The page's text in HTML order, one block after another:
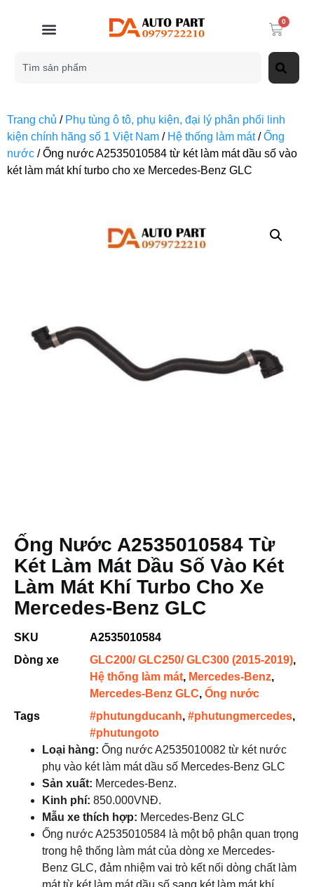
0
Trang chủ / Phụ tùng ô tô, phụ kiện, đại lý phân phối linh
kiện chính hãng số 1 Việt Nam / Hệ thống làm mát/Ống
nước / Ống nước A2535010584 từ két làm mát dầu số vào
két làm mát khí turbo cho xe Mercedes-Benz GLC
Ống Nước A2535010584 Từ
Két Làm Mát Dầu Số Vào Két
Làm Mát Khí Turbo Cho Xe
Mercedes-Benz GLC
SKU
A2535010584
Dòng xe
GLC200/ GLC250/ GLC300 (2015-2019),
Hệ thống làm mát, Mercedes-Benz,
Mercedes-Benz GLC, Ống nước
Tags
#phutungducanh, #phutungmercedes,
#phutungoto
Loại hàng: Ống nước A2535010082 từ két nước
phụ vào két làm mát dầu số Mercedes-Benz GLC
Sản xuất: Mercedes-Benz.
Kinh phí: 850.000VNĐ.
Mẫu xe thích hợp: Mercedes-Benz GLC
Ống nước A2535010584 là một bộ phận quan trọng
trong hệ thống làm mát của dòng xe Mercedes-
Benz GLC, đảm nhiệm vai trò kết nối dòng chất làm
mát từ két làm mát dầu số sang két làm mát khí